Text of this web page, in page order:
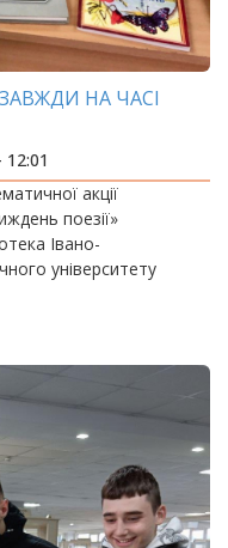
НА ЧАСІ
акції
поезії»
Івано-
університету